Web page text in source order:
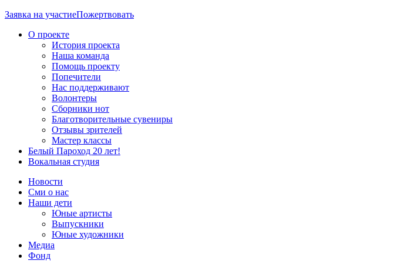
Заявка на участиеПожертвовать
О проекте
История проекта
Наша команда
Помощь проекту
Попечители
Нас поддерживают
Волонтеры
Сборники нот
Благотворительные сувениры
Отзывы зрителей
Мастер классы
Белый Пароход 20 лет!
Вокальная студия
Новости
Сми о нас
Наши дети
Юные артисты
Выпускники
Юные художники
Медиа
Фонд